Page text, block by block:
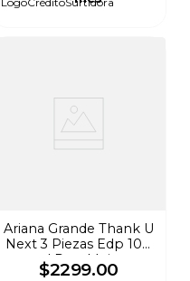
Ariana Grande Thank U
Next 3 Piezas Edp 100
ml Para Mujer
$2299.00